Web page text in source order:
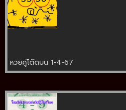
หวยคู่โต๊ดบน 1-4-67